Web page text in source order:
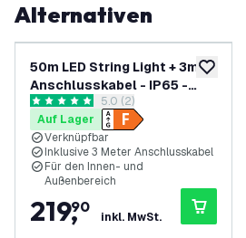
Alternativen
zur
50m LED String Light + 3m
Anschlusskabel - IP65 -
Verknüpfbar - inkl. 50 LEDs
Bewertungsbereich
5 Bewertungssterne
5.0 (2)
Auf Lager
Verknüpfbar
Inklusive 3 Meter Anschlusskabel
Für den Innen- und
Außenbereich
219,
90
inkl. MwSt.